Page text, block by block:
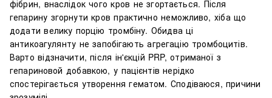
фібрин, внаслідок чого кров не згортається. Після
гепарину згорнути кров практично неможливо, хіба що
додати велику порцію тромбіну. Обидва ці
антикоагулянту не запобігають агрегацію тромбоцитів.
Варто відзначити, після ін'єкцій PRP, отриманої з
гепариновой добавкою, у пацієнтів нерідко
спостерігається утворення гематом. Сподіваюся, причини